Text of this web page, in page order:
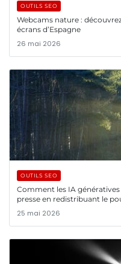
OUTILS SEO
Webcams nature :
écrans d’Espagne
26 mai 2026
OUTILS SEO
Comment les IA
presse en redistribuant le
25 mai 2026